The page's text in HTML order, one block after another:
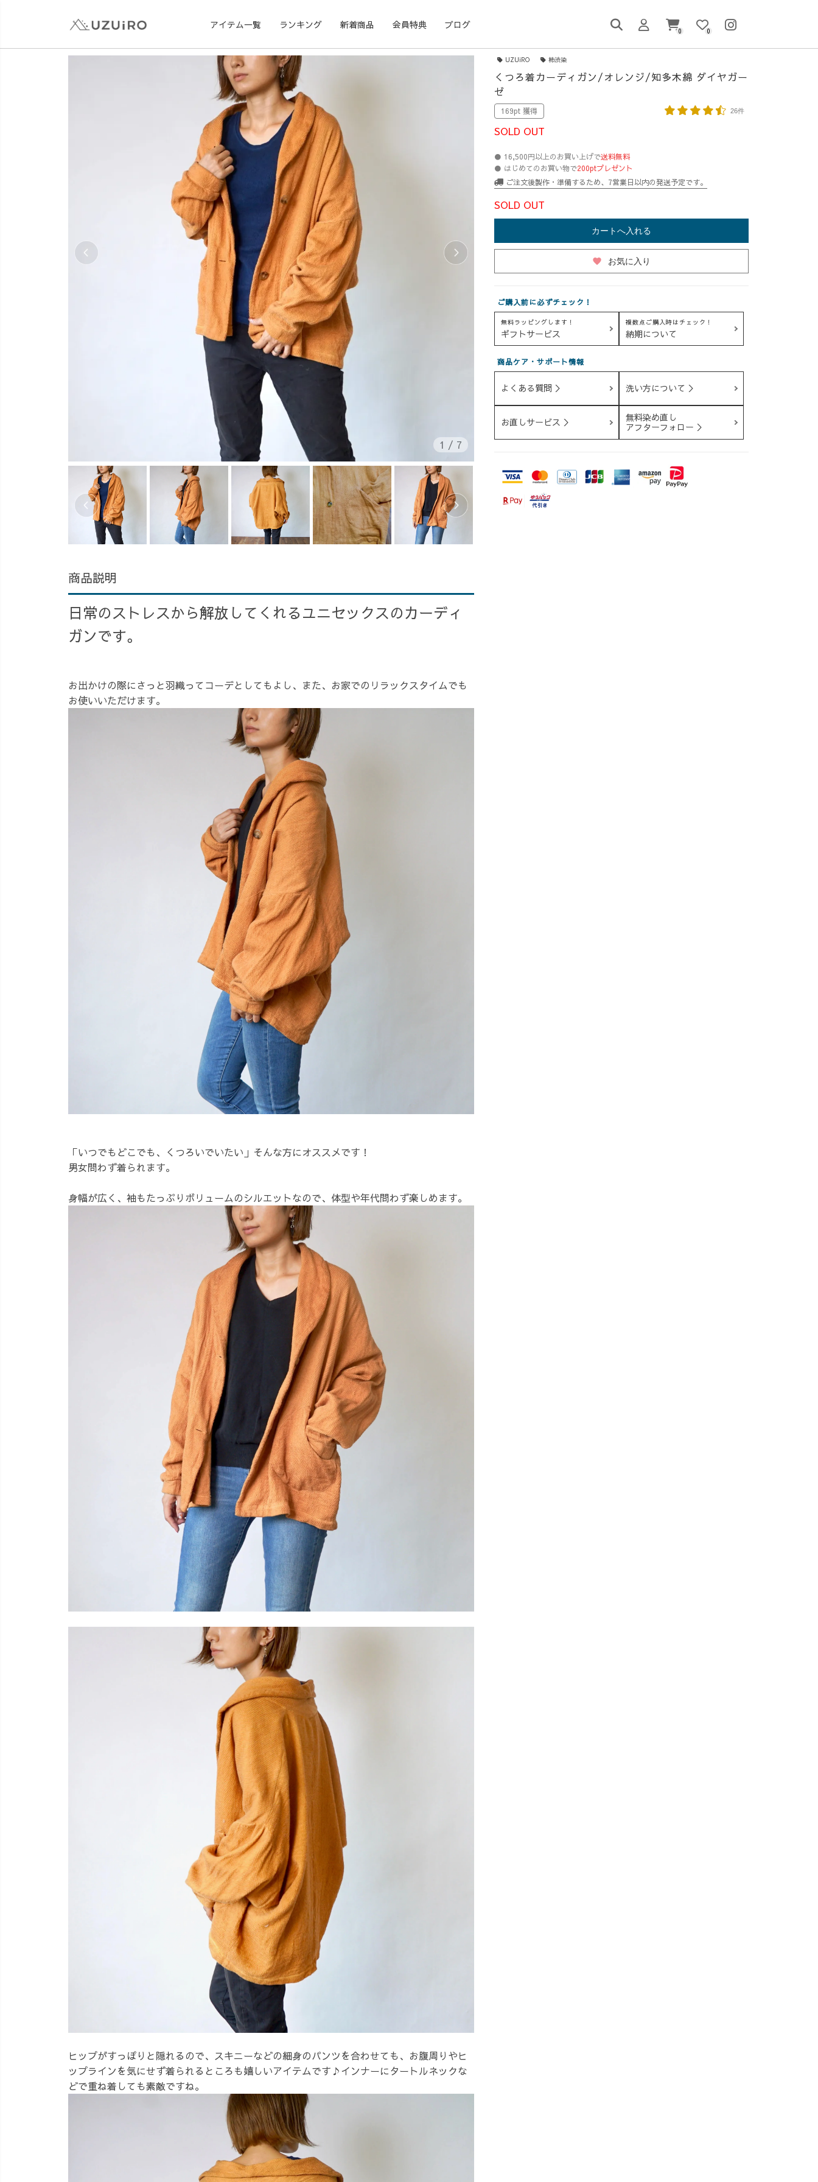
アイテム一覧 ランキング 新着商品 会員特典 ブログ
0 0
1 / 7
商品説明
日常のストレスから解放してくれるユニセックスのカーディ
ガンです。
お出かけの際にさっと羽織ってコーデとしてもよし、また、お家でのリラックスタイムでも
お使いいただけます。
「いつでもどこでも、くつろいでいたい」そんな方にオススメです！
男女問わず着られます。
身幅が広く、袖もたっぷりボリュームのシルエットなので、体型や年代問わず楽しめます。
ヒップがすっぽりと隠れるので、スキニーなどの細身のパンツを合わせても、お腹周りやヒ
ップラインを気にせず着られるところも嬉しいアイテムです♪インナーにタートルネックな
どで重ね着しても素敵ですね。
UZUiRO 柿渋染
くつろ着カーディガン/オレンジ/知多木綿 ダイヤガー
ゼ
169pt 獲得 26件
SOLD OUT
● 16,500円以上のお買い上げで送料無料
● はじめてのお買い物で200ptプレゼント
ご注文後製作・準備するため、7営業日以内の発送予定です。
SOLD OUT
カートへ入れる
favorite お気に入り
ご購入前に必ずチェック！
無料ラッピングします！
ギフトサービス
複数点ご購入時はチェック！
納期について
商品ケア・サポート情報
よくある質問 ＞ 洗い方について ＞
お直しサービス ＞
無料染め直し
アフターフォロー ＞